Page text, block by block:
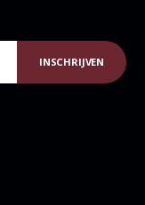
INSCHRIJVEN